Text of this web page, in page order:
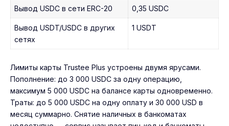
Вывод USDC в сети ERC-20 0,35 USDC
Вывод USDT/USDC в других
сетях
1 USDT
Лимиты карты Trustee Plus устроены двумя ярусами.
Пополнение: до 3 000 USDC за одну операцию,
максимум 5 000 USDC на балансе карты одновременно.
Траты: до 5 000 USDC на одну оплату и 30 000 USD в
месяц суммарно. Снятие наличных в банкоматах